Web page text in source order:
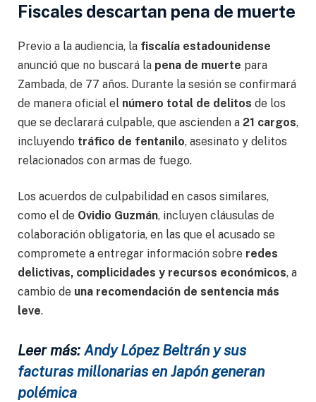
Fiscales descartan pena de muerte
Previo a la audiencia, la fiscalía estadounidense
anunció que no buscará la pena de muerte para
Zambada, de 77 años. Durante la sesión se confirmará
de manera oficial el número total de delitos de los
que se declarará culpable, que ascienden a 21 cargos,
incluyendo tráfico de fentanilo, asesinato y delitos
relacionados con armas de fuego.
Los acuerdos de culpabilidad en casos similares,
como el de Ovidio Guzmán, incluyen cláusulas de
colaboración obligatoria, en las que el acusado se
compromete a entregar información sobre redes
delictivas, complicidades y recursos económicos, a
cambio de una recomendación de sentencia más
leve.
Leer más: Andy López Beltrán y sus
facturas millonarias en Japón generan
polémica